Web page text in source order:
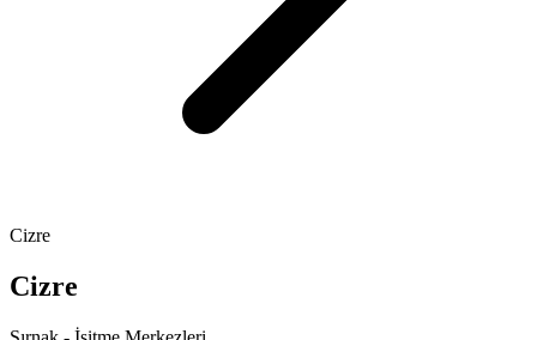
Cizre
Cizre